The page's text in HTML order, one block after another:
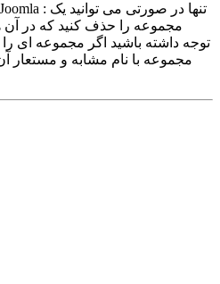
مجموعه را حذف کنید که در آن
توجه داشته باشید اگر مجموعه ای
مجموعه با نام مشابه و مستعار